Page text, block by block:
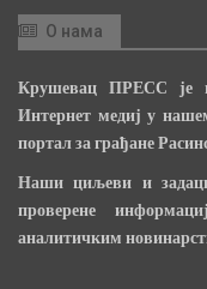
О нама
Крушевац ПРЕСС је
Интернет медиј у
портал за грађане
Наши циљеви и
проверене
аналитичким